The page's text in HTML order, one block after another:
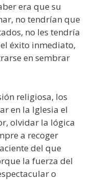
era que su
no tendrían que
no les tendría
éxito inmediato,
en sembrar
religiosa, los
en la Iglesia el
olvidar la lógica
a recoger
del que
la fuerza del
o